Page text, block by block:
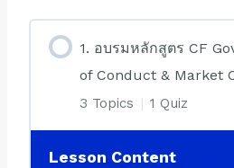
1. อบรมหลักสูตร CF
of Conduct & Market
3 Topics | 1 Quiz
Lesson Content